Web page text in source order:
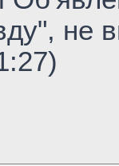
не